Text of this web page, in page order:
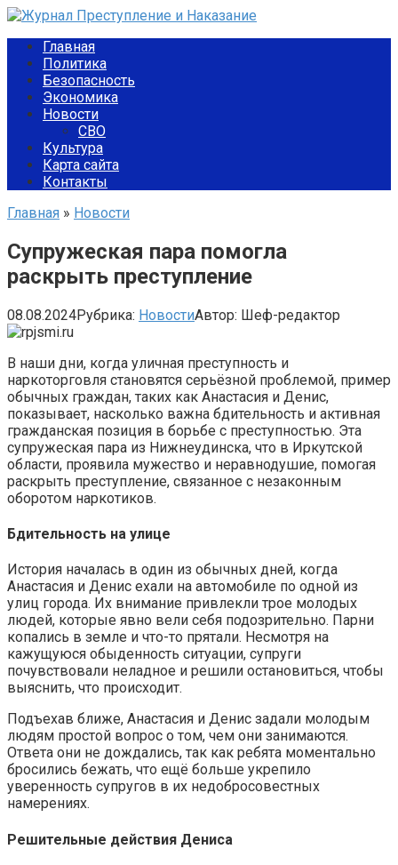
Перейти
контентуГлавная
Политика
Безопасность
Экономика
Новости
СВО
Культура
Карта сайта
Контакты
Главная » Новости
Супружеская пара помогла
раскрыть преступление
08.08.2024Рубрика: НовостиАвтор: Шеф-редактор
В наши дни, когда уличная преступность и
наркоторговля становятся серьёзной проблемой, пример
обычных граждан, таких как Анастасия и Денис,
показывает, насколько важна бдительность и активная
гражданская позиция в борьбе с преступностью. Эта
супружеская пара из Нижнеудинска, что в Иркутской
области, проявила мужество и неравнодушие, помогая
раскрыть преступление, связанное с незаконным
оборотом наркотиков.
Бдительность на улице
История началась в один из обычных дней, когда
Анастасия и Денис ехали на автомобиле по одной из
улиц города. Их внимание привлекли трое молодых
людей, которые явно вели себя подозрительно. Парни
копались в земле и что-то прятали. Несмотря на
кажущуюся обыденность ситуации, супруги
почувствовали неладное и решили остановиться, чтобы
выяснить, что происходит.
Подъехав ближе, Анастасия и Денис задали молодым
людям простой вопрос о том, чем они занимаются.
Ответа они не дождались, так как ребята моментально
бросились бежать, что ещё больше укрепило
уверенность супругов в их недобросовестных
намерениях.
Решительные действия Дениса